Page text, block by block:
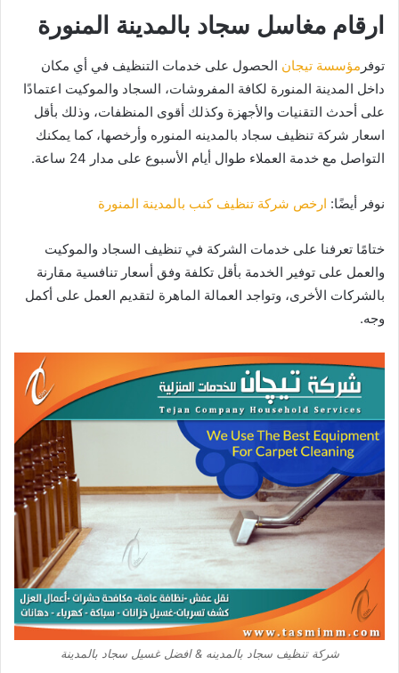
ارقام مغاسل سجاد بالمدينة المنورة
توفر مؤسسة تيجان الحصول على خدمات التنظيف في أي مكان
داخل المدينة المنورة لكافة المفروشات، السجاد والموكيت اعتمادًا
على أحدث التقنيات والأجهزة وكذلك أقوى المنظفات، وذلك بأقل
اسعار شركة تنظيف سجاد بالمدينه المنوره وأرخصها، كما يمكنك
التواصل مع خدمة العملاء طوال أيام الأسبوع على مدار 24 ساعة.
نوفر أيضًا: ارخص شركة تنظيف كنب بالمدينة المنورة
ختامًا تعرفنا على خدمات الشركة في تنظيف السجاد والموكيت
والعمل على توفير الخدمة بأقل تكلفة وفق أسعار تنافسية مقارنة
بالشركات الأخرى، وتواجد العمالة الماهرة لتقديم العمل على أكمل
وجه.
شركة تنظيف سجاد بالمدينه & افضل غسيل سجاد بالمدينة